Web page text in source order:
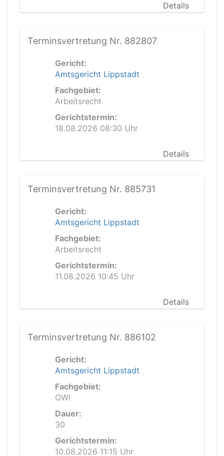
Details
Terminsvertretung Nr. 882807
Gericht:
Amtsgericht Lippstadt
Fachgebiet:
Arbeitsrecht
Gerichtstermin:
18.08.2026 08:30 Uhr
Details
Terminsvertretung Nr. 885731
Gericht:
Amtsgericht Lippstadt
Fachgebiet:
Arbeitsrecht
Gerichtstermin:
11.08.2026 10:45 Uhr
Details
Terminsvertretung Nr. 886102
Gericht:
Amtsgericht Lippstadt
Fachgebiet:
OWI
Dauer:
30
Gerichtstermin:
10.08.2026 11:15 Uhr